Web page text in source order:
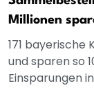
Millionen
171
und sparen so
Einsparungen